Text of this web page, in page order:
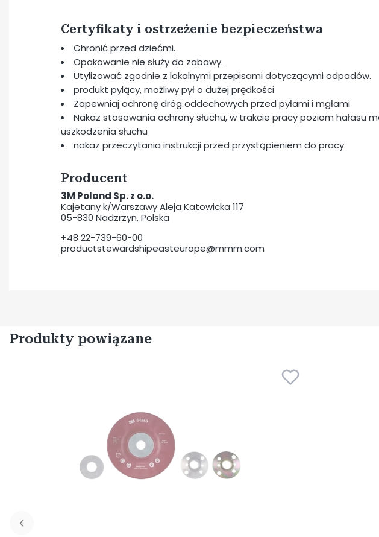
Certyfikaty i ostrzeżenie bezpieczeństwa
Chronić przed dziećmi.
Opakowanie nie służy do zabawy.
Utylizować zgodnie z lokalnymi przepisami dotyczącymi odpadów.
produkt pylący, możliwy pył o dużej prędkości
Zapewniaj ochronę dróg oddechowych przed pyłami i mgłami
Nakaz stosowania ochrony słuchu, w trakcie pracy poziom hałasu
uszkodzenia słuchu
nakaz przeczytania instrukcji przed przystąpieniem do pracy
Producent
3M Poland Sp. z o.o.
Kajetany k/Warszawy Aleja Katowicka 117
05-830 Nadzrzyn, Polska
+48 22-739-60-00
productstewardshipeasteurope@mmm.com
Produkty powiązane